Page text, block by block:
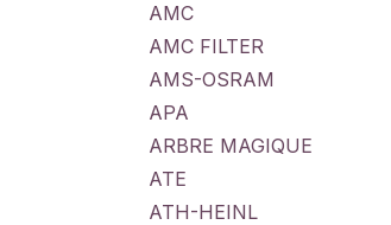
AMC
AMC FILTER
AMS-OSRAM
APA
ARBRE MAGIQUE
ATE
ATH-HEINL